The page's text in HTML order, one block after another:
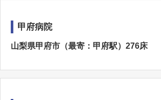
甲府病院
山梨県甲府市（最寄：甲府駅）276床